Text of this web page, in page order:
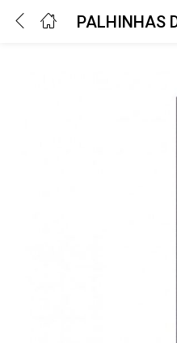
Digite seu nome de usuário e